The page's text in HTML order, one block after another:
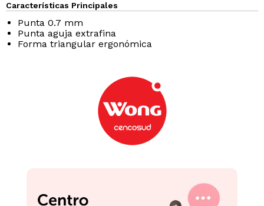
Características Principales
Punta 0.7 mm
Punta aguja extrafina
Forma triangular ergonómica